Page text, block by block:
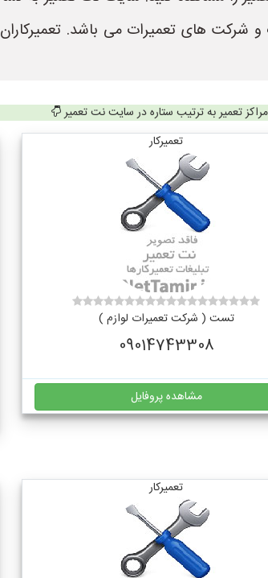
و شرکت های تعمیرات می باشد.
مراکز تعمیر به ترتیب ستاره در سایت نت تعمیر
تعمیرکار
تست ( شرکت تعمیرات لوازم )
09014743308
مشاهده پروفایل
تعمیرکار